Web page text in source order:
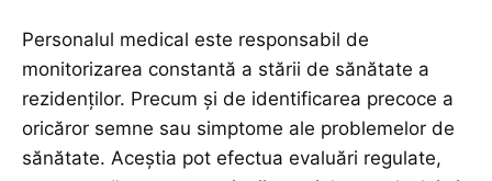
Personalul medical este responsabil de
monitorizarea constantă a stării de sănătate a
rezidenților. Precum și de identificarea precoce a
oricăror semne sau simptome ale problemelor de
sănătate. Aceștia pot efectua evaluări regulate,